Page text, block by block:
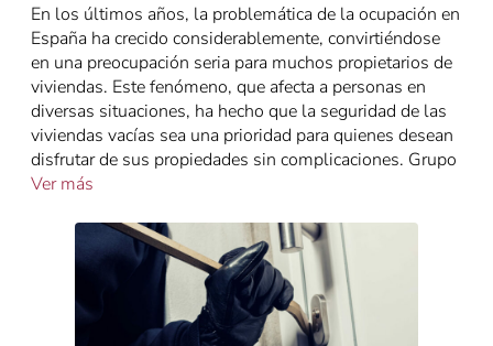
En los últimos años, la problemática de la ocupación en
España ha crecido considerablemente, convirtiéndose
en una preocupación seria para muchos propietarios de
viviendas. Este fenómeno, que afecta a personas en
diversas situaciones, ha hecho que la seguridad de las
viviendas vacías sea una prioridad para quienes desean
disfrutar de sus propiedades sin complicaciones. Grupo
Ver más